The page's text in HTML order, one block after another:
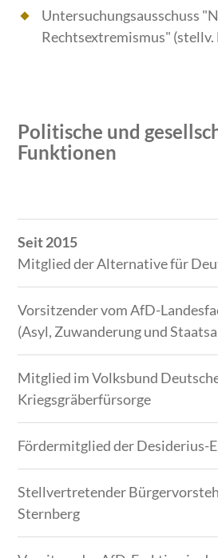
Untersuchungsausschuss
Rechtsextremismus"
Politische und
Funktionen
Zeitraum
Tätigkeit
Seit 2015
Mitglied der Alternative für
Vorsitzender vom AfD-
(Asyl, Zuwanderung und
Mitglied im Volksbund
Kriegsgräberfürsorge
Fördermitglied der Desiderius-
Stellvertretender
Sternberg